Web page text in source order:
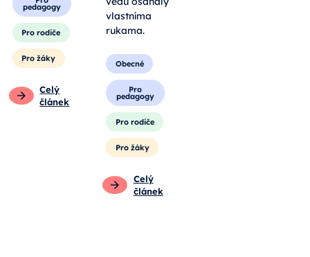
pedagogy
Pro rodiče
Pro žáky
Celý
článek
Jubilejní
ročník
výstavy láká
rodiny, aby si
vědu osahaly
vlastníma
rukama.
Obecné
pedagogy
Pro rodiče